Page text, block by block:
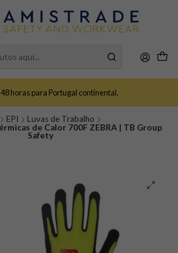
48 horas para Portugal continental.
EPI
Luvas de Trabalho
de Calor 700F ZEBRA | TB Group
Safety